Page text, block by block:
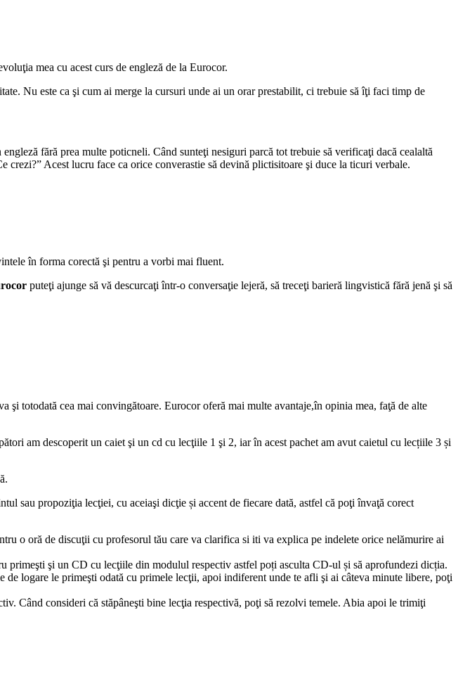
mea cu acest curs de engleză de la Eurocor.
Nu este ca şi cum ai merge la cursuri unde ai un orar prestabilit, ci trebuie să îţi faci timp de
fără prea multe poticneli. Când sunteţi nesiguri parcă tot trebuie să verificaţi dacă cealaltă
Acest lucru face ca orice converastie să devină plictisitoare şi duce la ticuri verbale.
în forma corectă şi pentru a vorbi mai fluent.
puteţi ajunge să vă descurcaţi într-o conversaţie lejeră, să treceţi barieră lingvistică fără jenă şi să
şi totodată cea mai convingătoare. Eurocor oferă mai multe avantaje,în opinia mea, faţă de alte
am descoperit un caiet şi un cd cu lecţiile 1 şi 2, iar în acest pachet am avut caietul cu lecțiile 3 și
sau propoziţia lecţiei, cu aceiaşi dicţie și accent de fiecare dată, astfel că poţi învaţă corect
o oră de discuţii cu profesorul tău care va clarifica si iti va explica pe indelete orice nelămurire ai
primeşti şi un CD cu lecţiile din modulul respectiv astfel poți asculta CD-ul și să aprofundezi dicția.
logare le primeşti odată cu primele lecţii, apoi indiferent unde te afli şi ai câteva minute libere, poţi
Când consideri că stăpâneşti bine lecţia respectivă, poţi să rezolvi temele. Abia apoi le trimiţi